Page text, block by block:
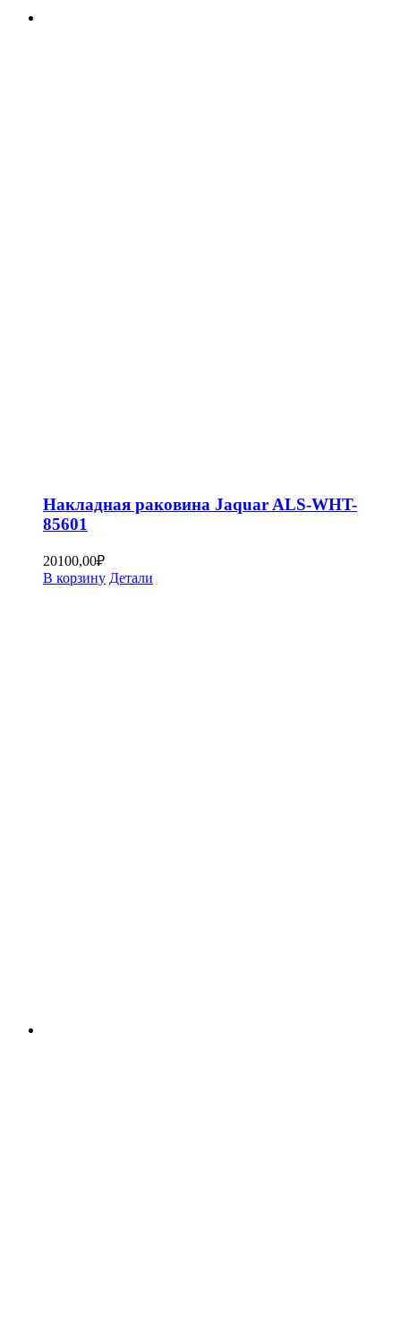
Накладная раковина Jaquar ALS-WHT-
85601
20100,00₽
В корзину Детали